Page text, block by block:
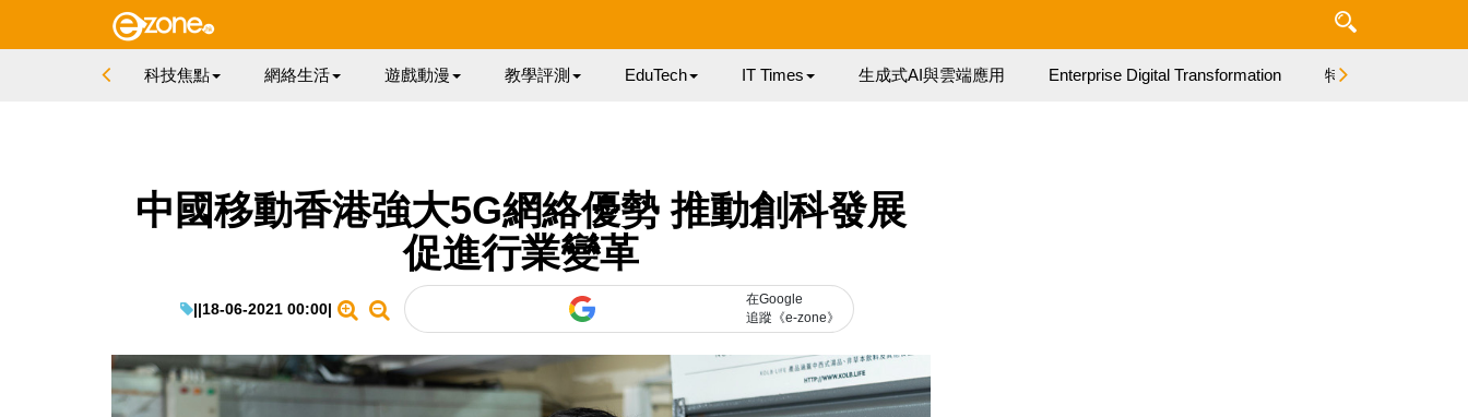
科技焦點 網絡生活 遊戲動漫 教學評測 EduTech IT Times 生成式AI與雲端應用 Enterprise Digital Transformation 特集
中國移動香港強大5G網絡優勢 推動創科發展
促進行業變革
||18-06-2021 00:00|
在Google
追蹤《e-zone》